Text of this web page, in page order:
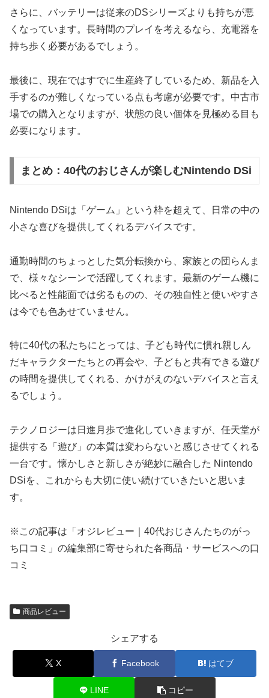
さらに、バッテリーは従来のDSシリーズよりも持ちが悪
くなっています。長時間のプレイを考えるなら、充電器を
持ち歩く必要があるでしょう。
最後に、現在ではすでに生産終了しているため、新品を入
手するのが難しくなっている点も考慮が必要です。中古市
場での購入となりますが、状態の良い個体を見極める目も
必要になります。
まとめ：40代のおじさんが楽しむNintendo DSi
Nintendo DSiは「ゲーム」という枠を超えて、日常の中の
小さな喜びを提供してくれるデバイスです。
通勤時間のちょっとした気分転換から、家族との団らんま
で、様々なシーンで活躍してくれます。最新のゲーム機に
比べると性能面では劣るものの、その独自性と使いやすさ
は今でも色あせていません。
特に40代の私たちにとっては、子ども時代に慣れ親しん
だキャラクターたちとの再会や、子どもと共有できる遊び
の時間を提供してくれる、かけがえのないデバイスと言え
るでしょう。
テクノロジーは日進月歩で進化していきますが、任天堂が
提供する「遊び」の本質は変わらないと感じさせてくれる
一台です。懐かしさと新しさが絶妙に融合した Nintendo
DSiを、これからも大切に使い続けていきたいと思いま
す。
※この記事は「オジレビュー｜40代おじさんたちのがっ
ち口コミ」の編集部に寄せられた各商品・サービスへの口
コミ
商品レビュー
シェアする
X Facebook はてブ
LINE コピー